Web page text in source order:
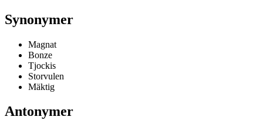
Synonymer
Magnat
Bonze
Tjockis
Storvulen
Mäktig
Antonymer